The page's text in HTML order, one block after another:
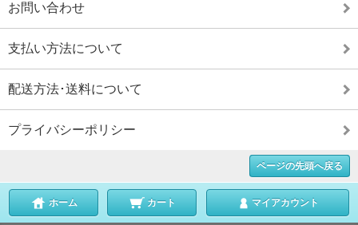
お問い合わせ
支払い方法について
配送方法･送料について
プライバシーポリシー
ページの先頭へ戻る
ホーム カート マイアカウント